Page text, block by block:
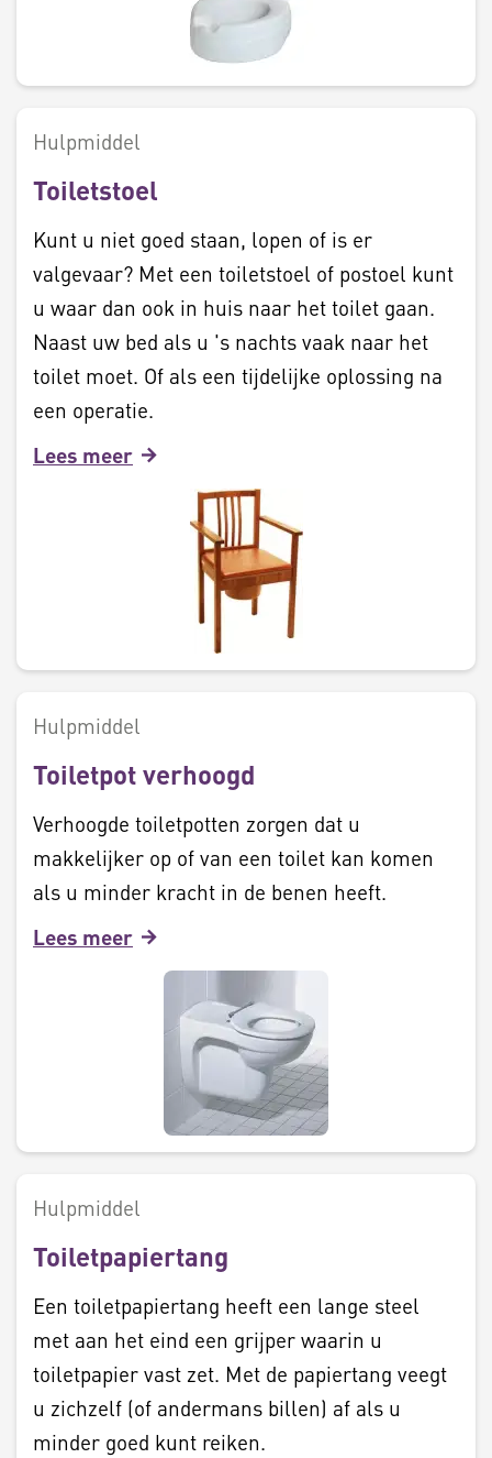
Hulpmiddel
Toiletstoel
Kunt u niet goed staan, lopen of is er
valgevaar? Met een toiletstoel of postoel kunt
u waar dan ook in huis naar het toilet gaan.
Naast uw bed als u 's nachts vaak naar het
toilet moet. Of als een tijdelijke oplossing na
een operatie.
Lees meer
Hulpmiddel
Toiletpot verhoogd
Verhoogde toiletpotten zorgen dat u
makkelijker op of van een toilet kan komen
als u minder kracht in de benen heeft.
Lees meer
Hulpmiddel
Toiletpapiertang
Een toiletpapiertang heeft een lange steel
met aan het eind een grijper waarin u
toiletpapier vast zet. Met de papiertang veegt
u zichzelf (of andermans billen) af als u
minder goed kunt reiken.